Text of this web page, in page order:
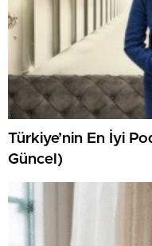
Türkiye’nin En İyi
Güncel)